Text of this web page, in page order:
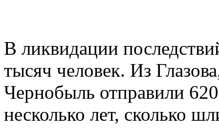
В ликвидации
тысяч человек. Из
Чернобыль отправили
несколько лет, сколько